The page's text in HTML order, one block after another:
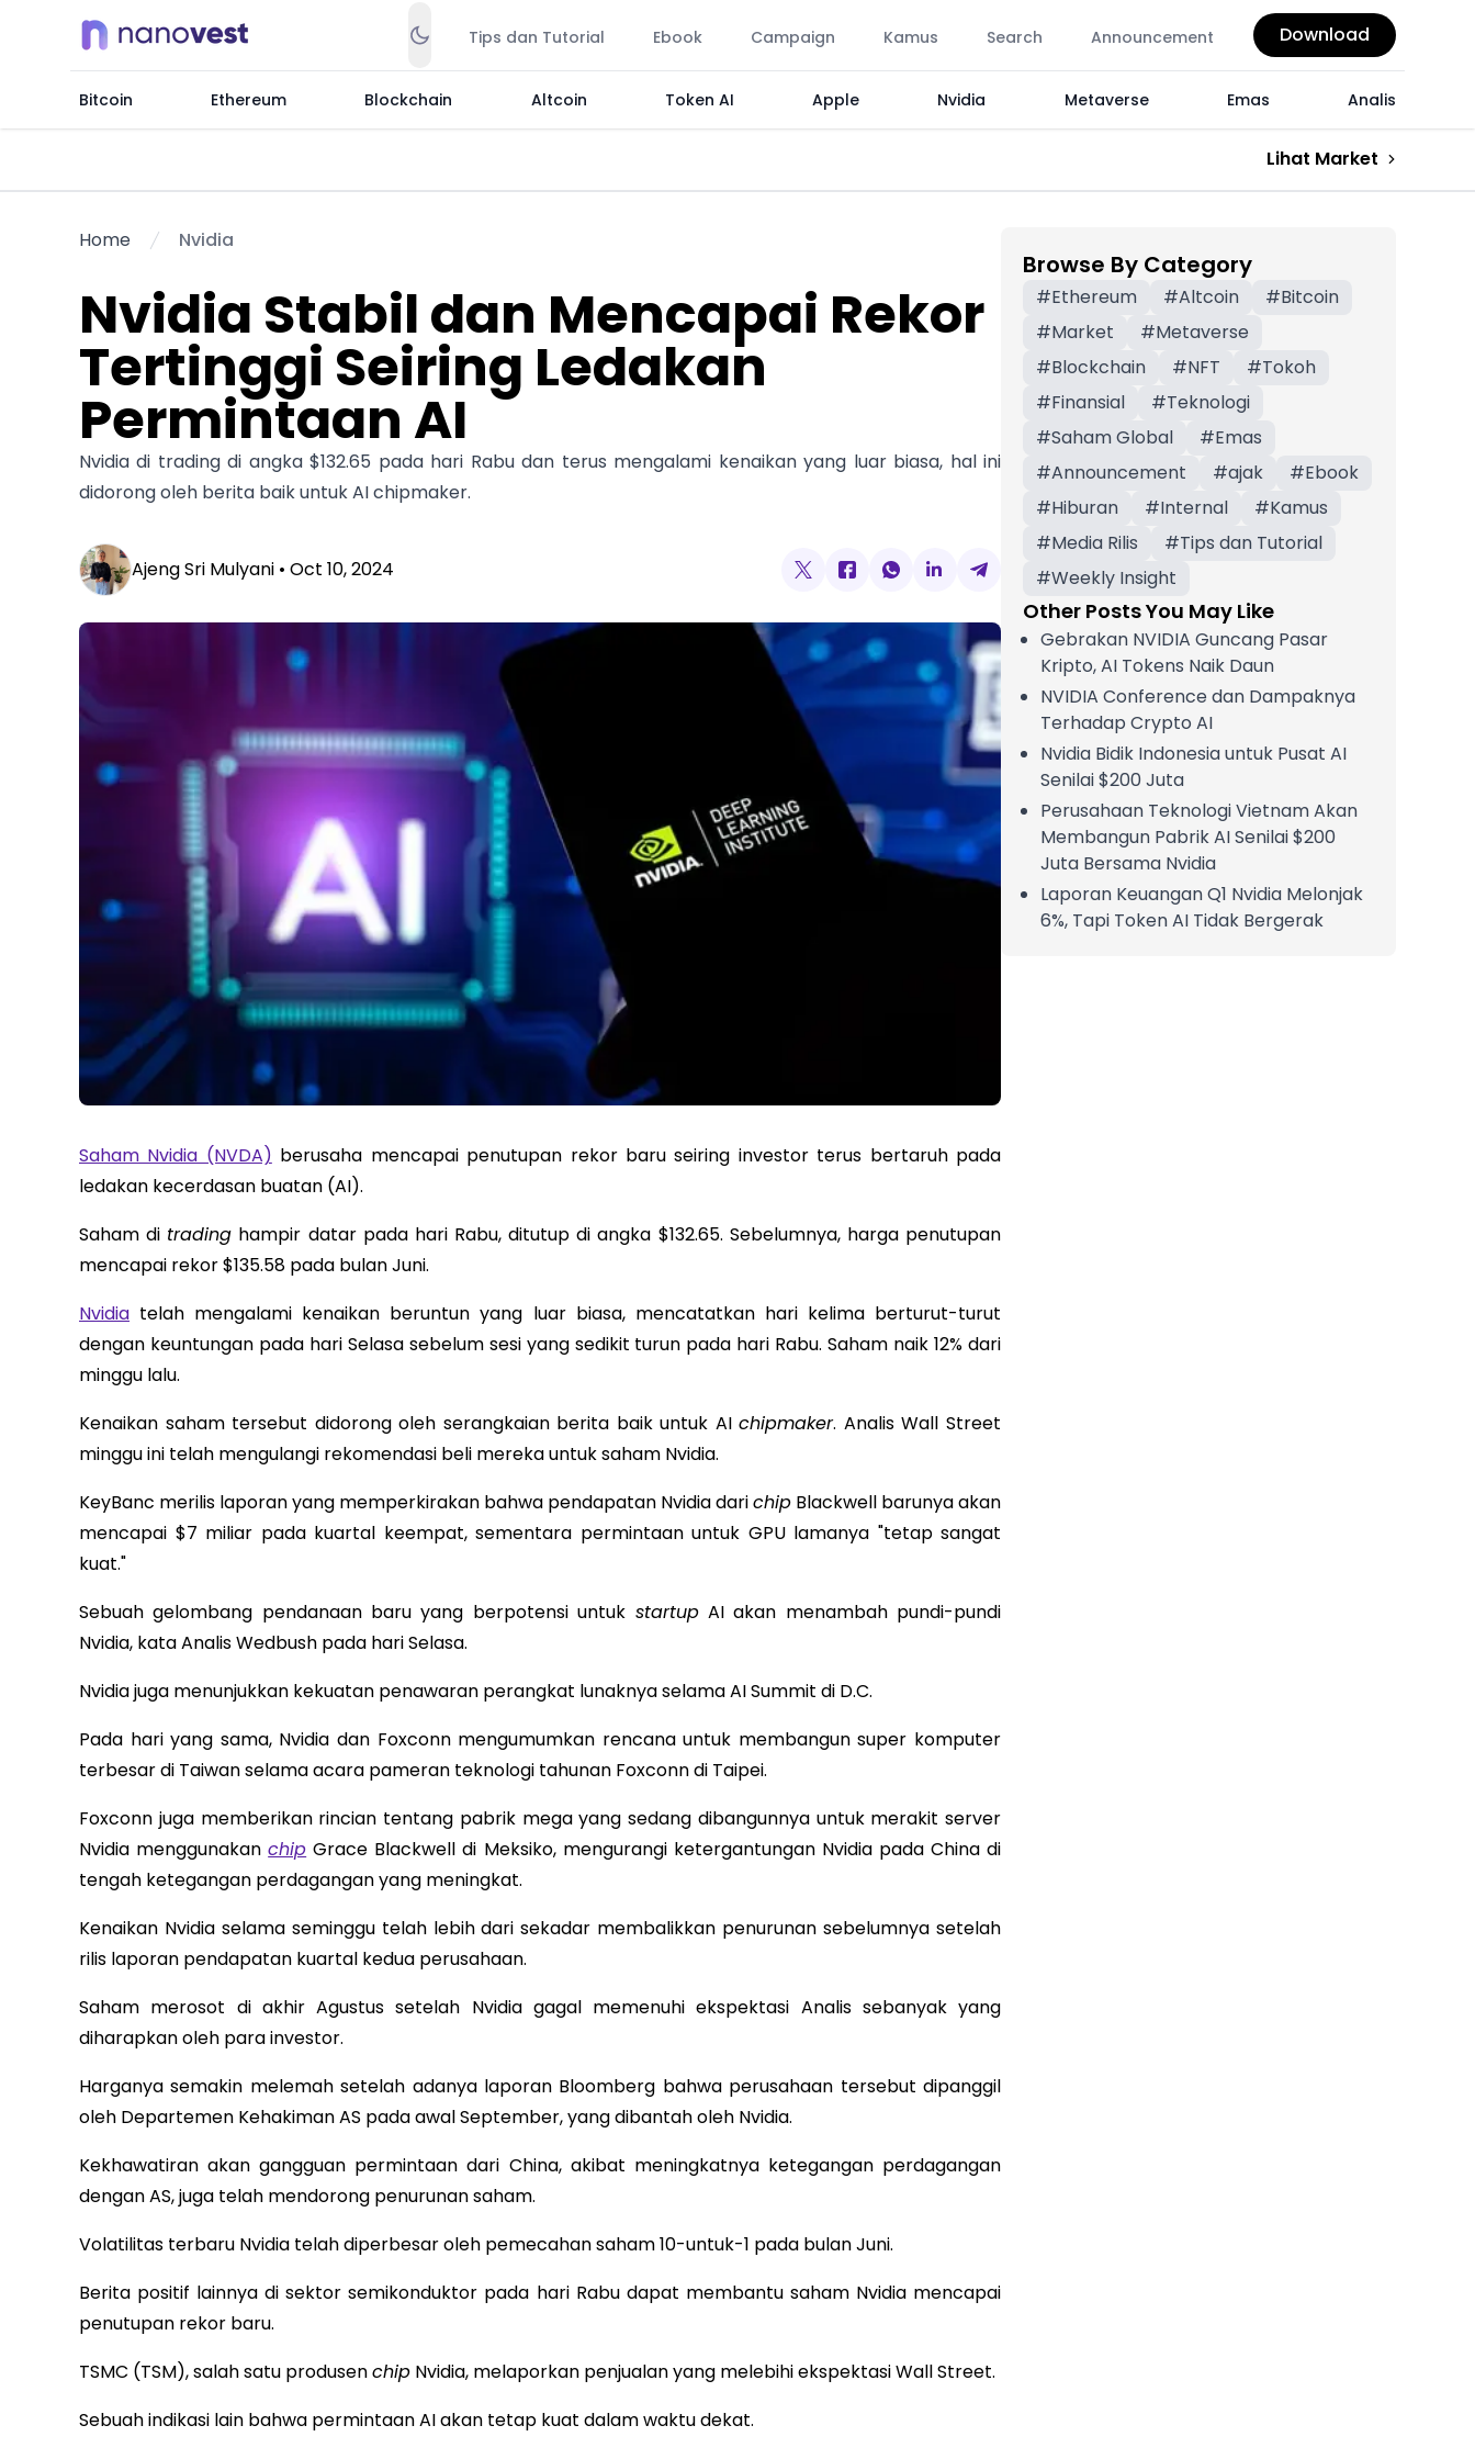
Tips dan Tutorial Ebook Campaign Kamus Search Announcement Download
Bitcoin Ethereum Blockchain Altcoin Token AI Apple Nvidia Metaverse Emas Analis
Lihat Market
Home Nvidia
Nvidia Stabil dan Mencapai Rekor
Tertinggi Seiring Ledakan
Permintaan AI
Nvidia di trading di angka $132.65 pada hari Rabu dan terus mengalami kenaikan yang luar biasa, hal ini
didorong oleh berita baik untuk AI chipmaker.
Ajeng Sri Mulyani • Oct 10, 2024
Saham Nvidia (NVDA) berusaha mencapai penutupan rekor baru seiring investor terus bertaruh pada
ledakan kecerdasan buatan (AI).
Saham di trading hampir datar pada hari Rabu, ditutup di angka $132.65. Sebelumnya, harga penutupan
mencapai rekor $135.58 pada bulan Juni.
Nvidia telah mengalami kenaikan beruntun yang luar biasa, mencatatkan hari kelima berturut-turut
dengan keuntungan pada hari Selasa sebelum sesi yang sedikit turun pada hari Rabu. Saham naik 12% dari
minggu lalu.
Kenaikan saham tersebut didorong oleh serangkaian berita baik untuk AIchipmaker. Analis Wall Street
minggu ini telah mengulangi rekomendasi beli mereka untuk saham Nvidia.
KeyBanc merilis laporan yang memperkirakan bahwa pendapatan Nvidia darichip Blackwell barunya akan
mencapai $7 miliar pada kuartal keempat, sementara permintaan untuk GPU lamanya "tetap sangat
kuat."
Sebuah gelombang pendanaan baru yang berpotensi untuk startupAI akan menambah pundi-pundi
Nvidia, kata Analis Wedbush pada hari Selasa.
Nvidia juga menunjukkan kekuatan penawaran perangkat lunaknya selama AI Summit di D.C.
Pada hari yang sama, Nvidia dan Foxconn mengumumkan rencana untuk membangun super komputer
terbesar di Taiwan selama acara pameran teknologi tahunan Foxconn di Taipei.
Foxconn juga memberikan rincian tentang pabrik mega yang sedang dibangunnya untuk merakit server
Nvidia menggunakanchip Grace Blackwell di Meksiko, mengurangi ketergantungan Nvidia pada China di
tengah ketegangan perdagangan yang meningkat.
Kenaikan Nvidia selama seminggu telah lebih dari sekadar membalikkan penurunan sebelumnya setelah
rilis laporan pendapatan kuartal kedua perusahaan.
Saham merosot di akhir Agustus setelah Nvidia gagal memenuhi ekspektasi Analis sebanyak yang
diharapkan oleh para investor.
Harganya semakin melemah setelah adanya laporan Bloomberg bahwa perusahaan tersebut dipanggil
oleh Departemen Kehakiman AS pada awal September, yang dibantah oleh Nvidia.
Kekhawatiran akan gangguan permintaan dari China, akibat meningkatnya ketegangan perdagangan
dengan AS, juga telah mendorong penurunan saham.
Volatilitas terbaru Nvidia telah diperbesar oleh pemecahan saham 10-untuk-1 pada bulan Juni.
Berita positif lainnya di sektor semikonduktor pada hari Rabu dapat membantu saham Nvidia mencapai
penutupan rekor baru.
TSMC (TSM), salah satu produsenchip Nvidia, melaporkan penjualan yang melebihi ekspektasi Wall Street.
Sebuah indikasi lain bahwa permintaan AI akan tetap kuat dalam waktu dekat.
Browse By Category
#Ethereum #Altcoin #Bitcoin
#Market #Metaverse
#Blockchain #NFT #Tokoh
#Finansial #Teknologi
#Saham Global #Emas
#Announcement #ajak #Ebook
#Hiburan #Internal #Kamus
#Media Rilis #Tips dan Tutorial
#Weekly Insight
Other Posts You May Like
Gebrakan NVIDIA Guncang Pasar
Kripto, AI Tokens Naik Daun
NVIDIA Conference dan Dampaknya
Terhadap Crypto AI
Nvidia Bidik Indonesia untuk Pusat AI
Senilai $200 Juta
Perusahaan Teknologi Vietnam Akan
Membangun Pabrik AI Senilai $200
Juta Bersama Nvidia
Laporan Keuangan Q1 Nvidia Melonjak
6%, Tapi Token AI Tidak Bergerak